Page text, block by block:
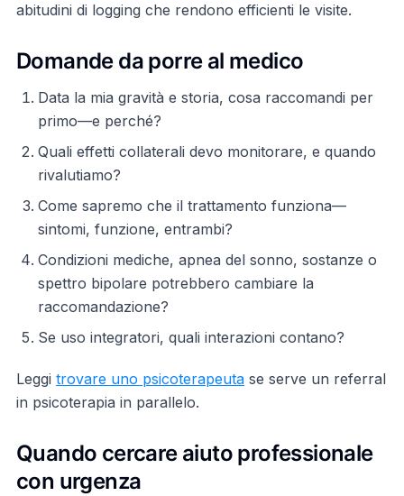
abitudini di logging che rendono efficienti le visite.
Domande da porre al medico
Data la mia gravità e storia, cosa raccomandi per
primo—e perché?
Quali effetti collaterali devo monitorare, e quando
rivalutiamo?
Come sapremo che il trattamento funziona—
sintomi, funzione, entrambi?
Condizioni mediche, apnea del sonno, sostanze o
spettro bipolare potrebbero cambiare la
raccomandazione?
Se uso integratori, quali interazioni contano?
Leggi trovare uno psicoterapeutase serve un referral
in psicoterapia in parallelo.
Quando cercare aiuto professionale
con urgenza